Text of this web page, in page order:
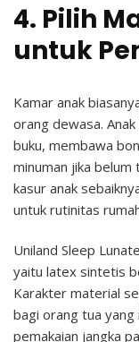
4. Pilih
untuk
Kamar anak
orang dewasa.
buku, membawa
minuman jika belum
kasur anak
untuk rutinitas
Uniland Sleep
yaitu latex sintetis
Karakter material
bagi orang tua yang
pemakaian jangka